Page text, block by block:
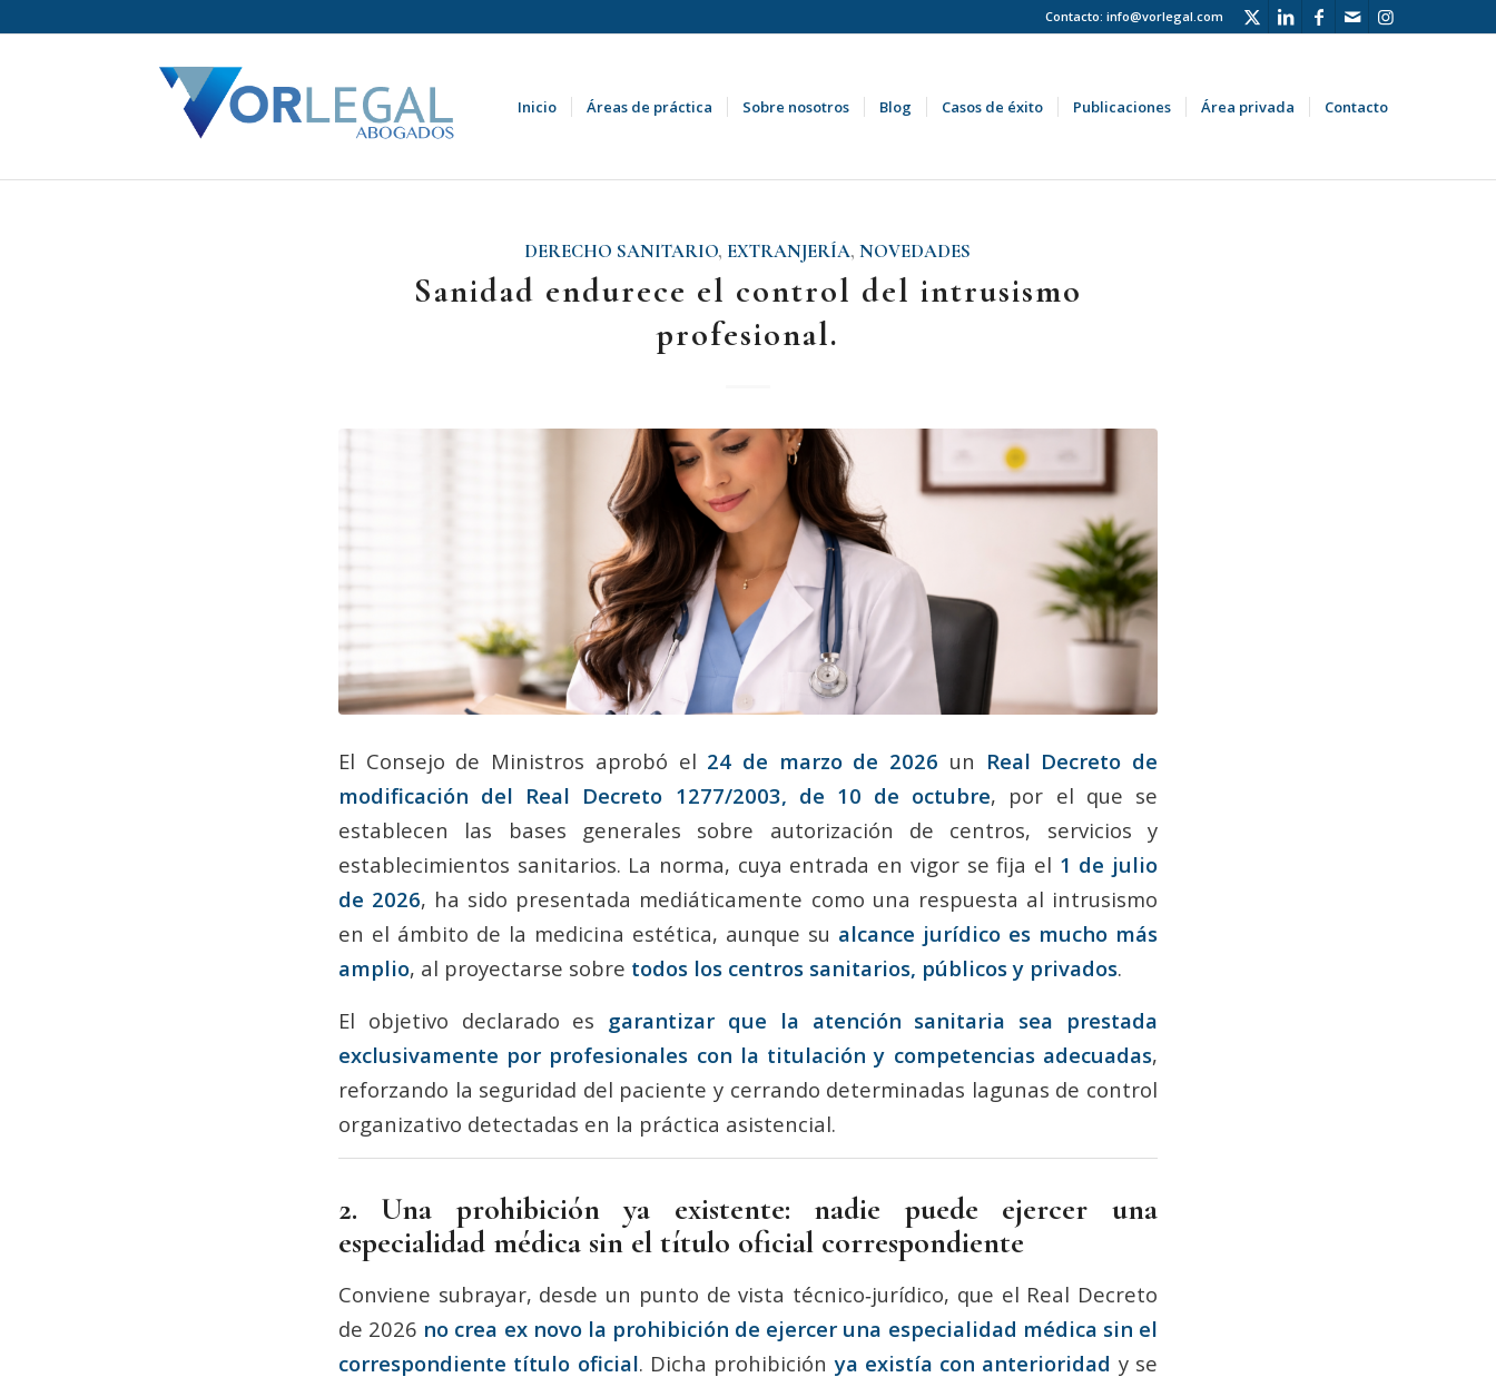
Contacto:info@vorlegal.com
Inicio Áreas de práctica Sobre nosotros Blog Casos de éxito Publicaciones Área privada Contacto
DERECHO SANITARIO, EXTRANJERÍA,NOVEDADES
Sanidad endurece el control del intrusismo
profesional.
El Consejo de Ministros aprobó el 24 de marzo de 2026 un Real Decreto de
modificación del Real Decreto 1277/2003, de 10 de octubre, por el que se
establecen las bases generales sobre autorización de centros, servicios y
establecimientos sanitarios. La norma, cuya entrada en vigor se fija el 1 de julio
de 2026, ha sido presentada mediáticamente como una respuesta al intrusismo
en el ámbito de la medicina estética, aunque su alcance jurídico es mucho más
amplio, al proyectarse sobre todos los centros sanitarios, públicos y privados.
El objetivo declarado es garantizar que la atención sanitaria sea prestada
exclusivamente por profesionales con la titulación y competencias adecuadas,
reforzando la seguridad del paciente y cerrando determinadas lagunas de control
organizativo detectadas en la práctica asistencial.
2. Una prohibición ya existente: nadie puede ejercer una
especialidad médica sin el título oficial correspondiente
Conviene subrayar, desde un punto de vista técnico‑jurídico, que el Real Decreto
de 2026 no crea ex novo la prohibición de ejercer una especialidad médica sin el
correspondiente título oficial. Dicha prohibiciónya existía con anterioridad y se